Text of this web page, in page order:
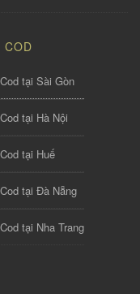
COD
tại Sài Gòn
tại Hà Nội
tại Huế
tại Đà Nẵng
tại Nha Trang